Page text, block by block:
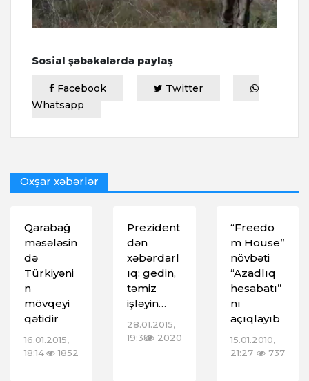
Sosial şəbəkələrdə paylaş
Facebook
Twitter
Whatsapp
Oxşar xəbərlər
Qarabağ
məsələsin
də
Türkiyəni
n
mövqeyi
qətidir
16.01.2015,
18:14
1852
Prezident
dən
xəbərdarl
ıq: gedin,
təmiz
işləyin…
28.01.2015,
19:38 2020
“Freedo
m House”
növbəti
“Azadlıq
hesabatı”
nı
açıqlayıb
15.01.2010,
21:27
737